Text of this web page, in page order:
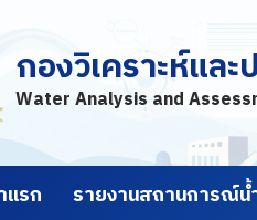
กองวิเคราะห์แล
Water Analysis and
แรก รายงานสถานการณ์น้